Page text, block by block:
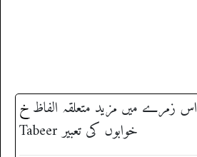
اس زمرے میں مزید متعلقہ الفاظ خ
Tabeer خوابوں کی تعبیر